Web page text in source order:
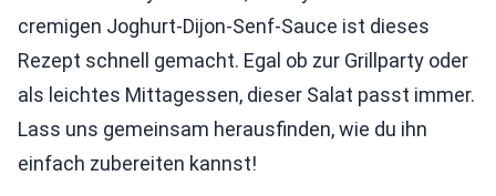
cremigen Joghurt-Dijon-Senf-Sauce ist dieses
Rezept schnell gemacht. Egal ob zur Grillparty oder
als leichtes Mittagessen, dieser Salat passt immer.
Lass uns gemeinsam herausfinden, wie du ihn
einfach zubereiten kannst!